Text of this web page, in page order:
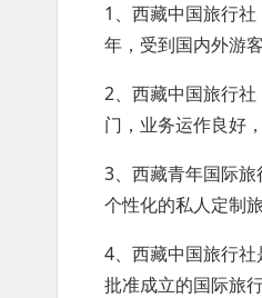
1、西藏中国旅行
年，受到国内外游
2、西藏中国旅行
门，业务运作良好
3、西藏青年国际
个性化的私人定制
4、西藏中国旅行
批准成立的国际旅行